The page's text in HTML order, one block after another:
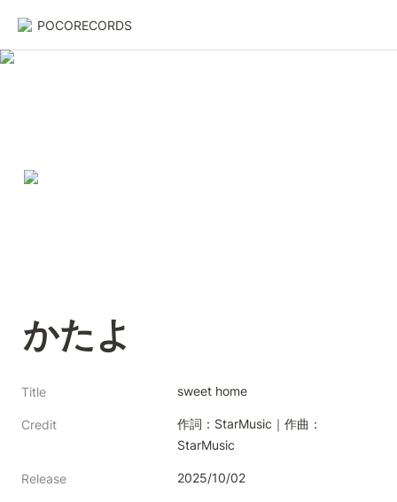
POCORECORDS
かたよ
Title sweet home
Credit
作詞：StarMusic｜作曲：
StarMusic
Release 2025/10/02